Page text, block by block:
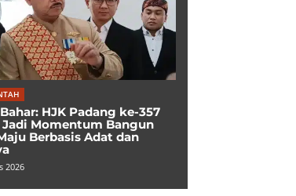
HJK Padang ke-357
Jadi Momentum Bangun
Berbasis Adat dan
2026